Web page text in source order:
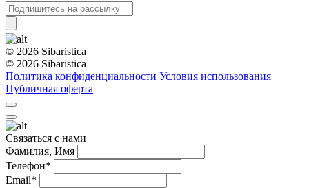
© 2026 Sibaristica
© 2026 Sibaristica
Политика конфиденциальности Условия использования
Публичная оферта
Связаться с нами
Фамилия, Имя
Телефон*
Email*